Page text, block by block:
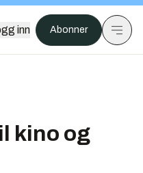
inn Abonner
kino og